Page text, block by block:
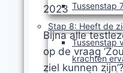
Tussenstap
Stap 8: Heeft de
Tussenstap
krachten
2023
Bijna alle
op de vraag
ziel kunnen